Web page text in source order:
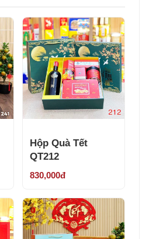
Hộp Quà Tết
QT212
830,000đ